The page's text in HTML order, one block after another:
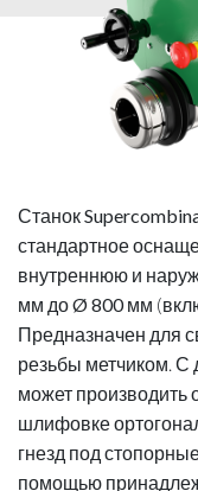
Станок
стандартное
внутреннюю и
мм доØ 800 мм
Предназначен для
резьбы метчиком.
может производить
шлифовке
гнезд под
помощью